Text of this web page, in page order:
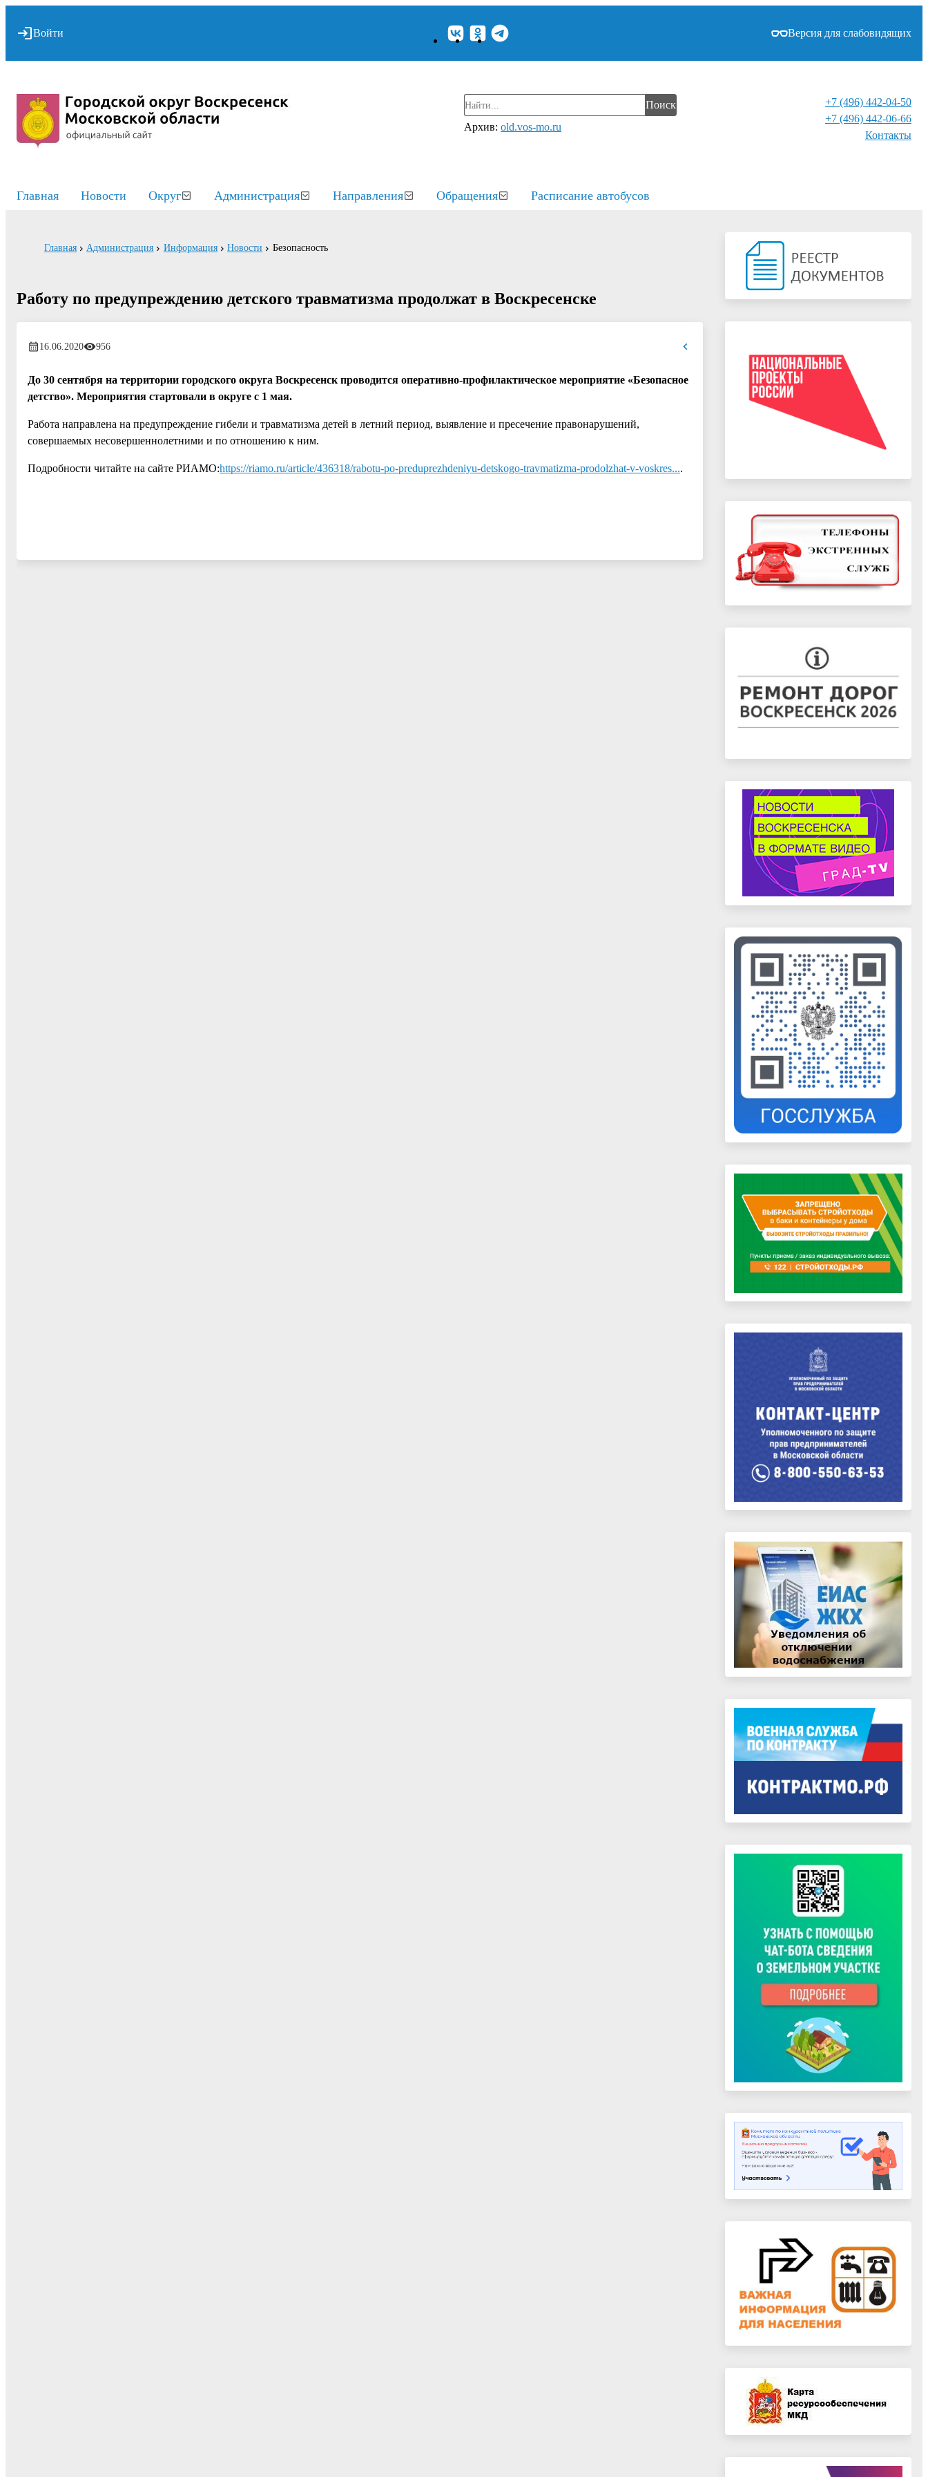
Войти Версия для слабовидящих
Поиск
Архив: old.vos-mo.ru
+7 (496) 442-04-50
+7 (496) 442-06-66
Контакты⁠
Главная Новости Округ Администрация Направления Обращения Расписание автобусов
Главная Администрация Информация Новости Безопасность
Работу по предупреждению детского травматизма продолжат в Воскресенске
16.06.2020 956
До 30 сентября на территории городского округа Воскресенск проводится оперативно-профилактическое мероприятие «Безопасное
детство». Мероприятия стартовали в округе с 1 мая.
Работа направлена на предупреждение гибели и травматизма детей в летний период, выявление и пресечение правонарушений,
совершаемых несовершеннолетними и по отношению к ним.
Подробности читайте на сайте РИАМО:https://riamo.ru/article/436318/rabotu-po-preduprezhdeniyu-detskogo-travmatizma-prodolzhat-v-voskres....